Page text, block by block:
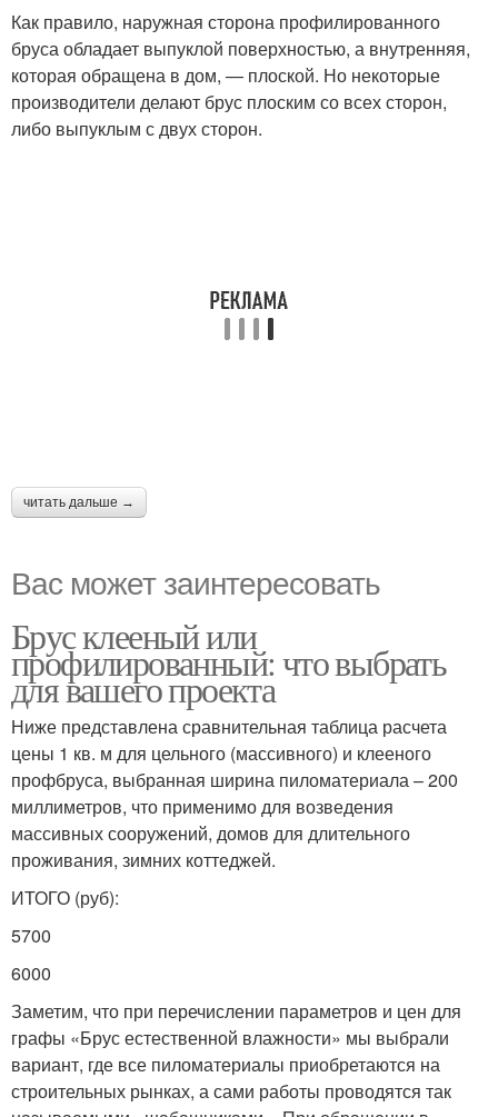
Как правило, наружная сторона профилированного
бруса обладает выпуклой поверхностью, а внутренняя,
которая обращена в дом, — плоской. Но некоторые
производители делают брус плоским со всех сторон,
либо выпуклым с двух сторон.
читать дальше →
Вас может заинтересовать
Брус клееный или
профилированный: что выбрать
для вашего проекта
Ниже представлена сравнительная таблица расчета
цены 1 кв. м для цельного (массивного) и клееного
профбруса, выбранная ширина пиломатериала – 200
миллиметров, что применимо для возведения
массивных сооружений, домов для длительного
проживания, зимних коттеджей.
ИТОГО (руб):
5700
6000
Заметим, что при перечислении параметров и цен для
графы «Брус естественной влажности» мы выбрали
вариант, где все пиломатериалы приобретаются на
строительных рынках, а сами работы проводятся так